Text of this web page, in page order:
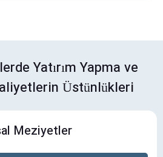
Yatırım Yapma ve
Üstünlükleri
Meziyetler